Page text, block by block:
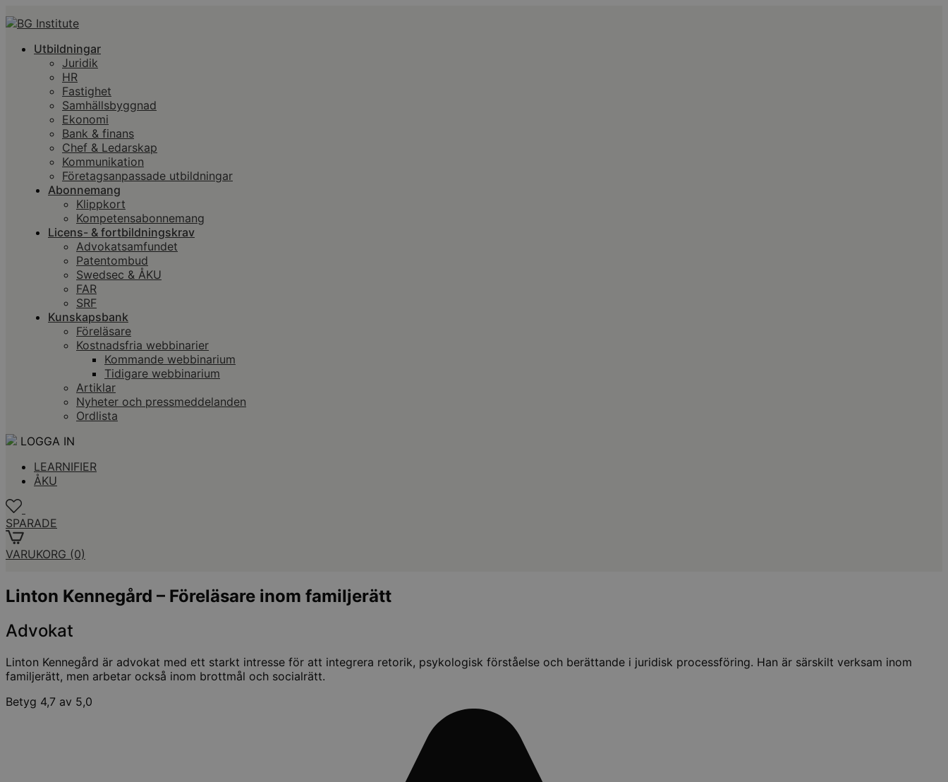
Utbildningar
Juridik
HR
Fastighet
Samhällsbyggnad
Ekonomi
Bank & finans
Chef & Ledarskap
Kommunikation
Företagsanpassade utbildningar
Abonnemang
Klippkort
Kompetensabonnemang
Licens- & fortbildningskrav
Advokatsamfundet
Patentombud
Swedsec & ÅKU
FAR
SRF
Kunskapsbank
Föreläsare
Kostnadsfria webbinarier
Kommande webbinarium
Tidigare webbinarium
Artiklar
Nyheter och pressmeddelanden
Ordlista
LOGGA IN
LEARNIFIER
ÅKU
SPARADE
VARUKORG (0)
Linton Kennegård – Föreläsare inom familjerätt
Advokat
Linton Kennegård är advokat med ett starkt intresse för att integrera retorik, psykologisk förståelse och berättande i juridisk processföring. Han är särskilt verksam inom
familjerätt, men arbetar också inom brottmål och socialrätt.
Betyg 4,7 av 5,0